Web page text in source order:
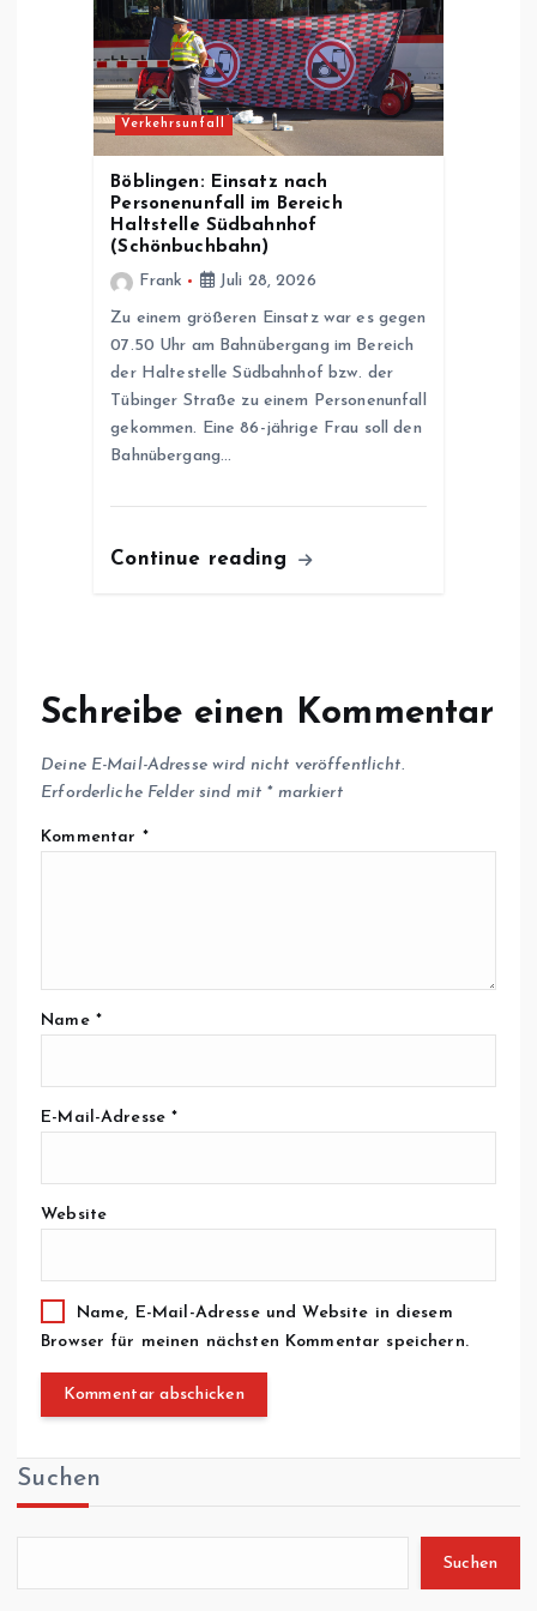
Verkehrsunfall
Böblingen: Einsatz nach
Personenunfall im Bereich
Haltstelle Südbahnhof
(Schönbuchbahn)
Frank
Juli 28, 2026
Zu einem größeren Einsatz war es gegen
07.50 Uhr am Bahnübergang im Bereich
der Haltestelle Südbahnhof bzw. der
Tübinger Straße zu einem Personenunfall
gekommen. Eine 86-jährige Frau soll den
Bahnübergang…
Continue reading
Schreibe einen Kommentar
Deine E-Mail-Adresse wird nicht veröffentlicht.
Erforderliche Felder sind mit *markiert
Kommentar *
Name *
E-Mail-Adresse*
Website
Name, E-Mail-Adresse und Website in diesem
Browser für meinen nächsten Kommentar speichern.
Suchen
Suchen